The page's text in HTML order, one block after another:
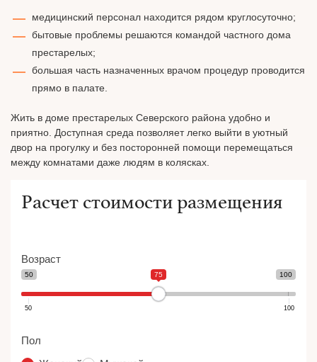
медицинский персонал находится рядом круглосуточно;
бытовые проблемы решаются командой частного дома
престарелых;
большая часть назначенных врачом процедур проводится
прямо в палате.
Жить в доме престарелых Северского района удобно и
приятно. Доступная среда позволяет легко выйти в уютный
двор на прогулку и без посторонней помощи перемещаться
между комнатами даже людям в колясках.
Расчет стоимости размещения